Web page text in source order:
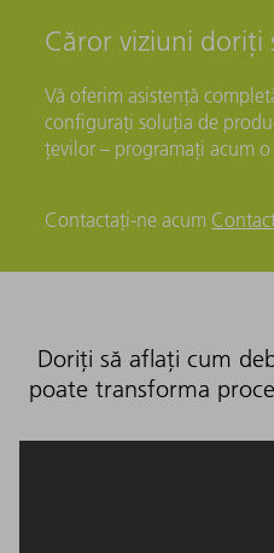
Căror viziuni doriți
Vă oferim asistență
configurați soluția de
țevilor – programați acum
Contactați-ne acum
Doriți să aflați cum
poate transforma